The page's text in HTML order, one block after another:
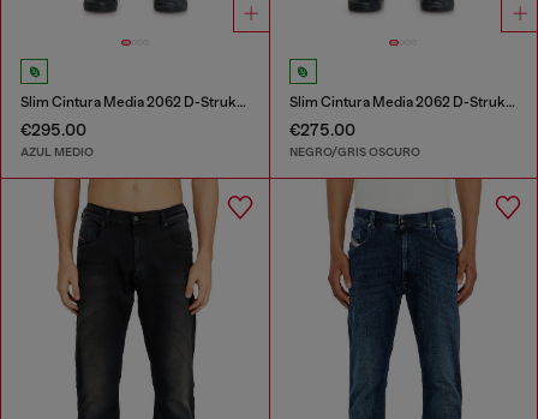
Slim Cintura Media 2062 D-Strukt Joggjeans®
€295.00
AZUL MEDIO
Slim Cintura Media 2062 D-Strukt Joggjeans®
€275.00
NEGRO/GRIS OSCURO